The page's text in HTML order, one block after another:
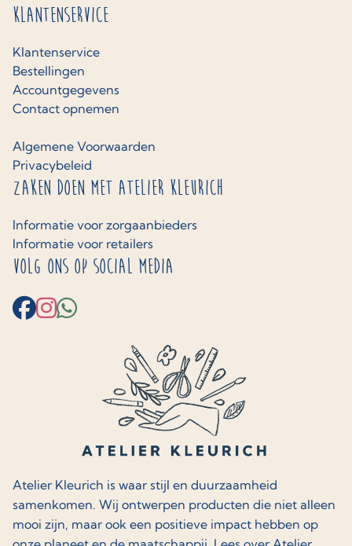
Klantenservice
Klantenservice
Bestellingen
Accountgegevens
Contact opnemen
Algemene Voorwaarden
Privacybeleid
Zaken doen met Atelier Kleurich
Informatie voor zorgaanbieders
Informatie voor retailers
Volg ons op social media
Atelier Kleurich is waar stijl en duurzaamheid
samenkomen. Wij ontwerpen producten die niet alleen
mooi zijn, maar ook een positieve impact hebben op